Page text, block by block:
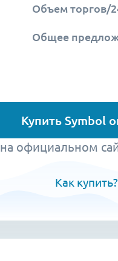
Объем торгов/
Общее
Купить Symbol
на официальном
Как купить?